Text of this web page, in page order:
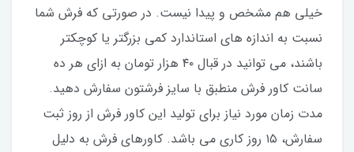
خیلی هم مشخص و پیدا نیست. در صورتی که فرش شما
نسبت به اندازه های استاندارد کمی بزرگتر یا کوچکتر
باشند، می توانید در قبال ۴۰ هزار تومان به ازای هر ده
سانت کاور فرش منطبق با سایز فرشتون سفارش دهید.
مدت زمان مورد نیاز برای تولید این کاور فرش از روز ثبت
سفارش، ۱۵ روز کاری می باشد. کاورهای فرش به دلیل